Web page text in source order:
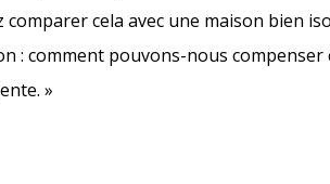
comparer cela avec une maison bien
: comment pouvons-nous compenser
»